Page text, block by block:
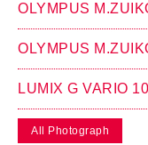
OLYMPUS
OLYMPUS
LUMIX G VARIO
All Photograph